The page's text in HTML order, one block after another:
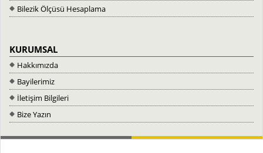
Bilezik Ölçüsü Hesaplama
KURUMSAL
Hakkımızda
Bayilerimiz
İletişim Bilgileri
Bize Yazın